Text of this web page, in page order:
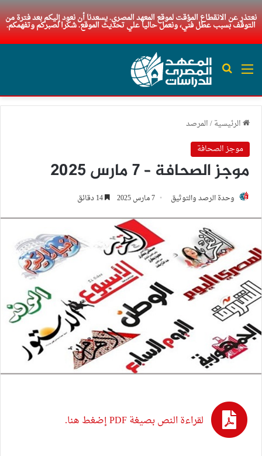
نعتذر عن الانقطاع المؤقت لموقع المعهد المصري. يسعدنا أن نعود إليكم بعد فترة من
التوقف بسبب عطل فني، ونعمل حاليا علي تحديث الموقع. شكرا لصبركم وتفهمكم.
القائمة بحث عن
الرئيسية/المرصد
موجز الصحافة
موجز الصحافة – 7 مارس 2025
وحدة الرصد والتوثيق 7 مارس 2025
لقراءة النص بصيغة PDF إضغط هنا.